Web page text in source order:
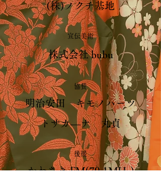
(株)ノクチ基地
宣伝美術
株式会社 bubu
協賛
明治安田 キモノハーツ
トサカ―ナ 丸貞
後援
かわさき FM(79.1MHz)